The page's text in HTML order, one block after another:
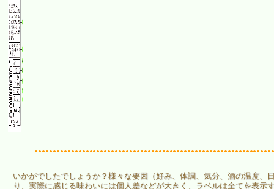
いかがでしたでしょうか？様々な要因（好み、体調、気分、酒の温度、
り、実際に感じる味わいには個人差などが大きく、ラベルは全てを表示